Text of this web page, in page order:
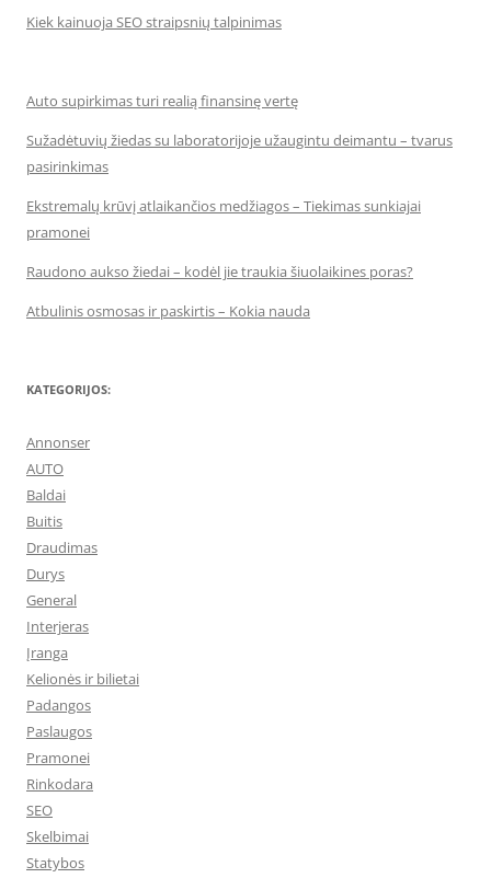
Kiek kainuoja SEO straipsnių talpinimas
Auto supirkimas turi realią finansinę vertę
Sužadėtuvių žiedas su laboratorijoje užaugintu deimantu – tvarus
pasirinkimas
Ekstremalų krūvį atlaikančios medžiagos – Tiekimas sunkiajai
pramonei
Raudono aukso žiedai – kodėl jie traukia šiuolaikines poras?
Atbulinis osmosas ir paskirtis – Kokia nauda
KATEGORIJOS:
Annonser
AUTO
Baldai
Buitis
Draudimas
Durys
General
Interjeras
Įranga
Kelionės ir bilietai
Padangos
Paslaugos
Pramonei
Rinkodara
SEO
Skelbimai
Statybos